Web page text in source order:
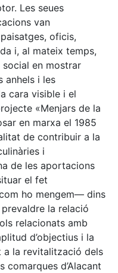
Les seues
van
oficis,
i, al mateix temps,
en mostrar
anhels i les
cara visible i el
«Menjars de la
en marxa el 1985
de contribuir a la
i
de les aportacions
el fet
ho mengem— dins
la relació
relacionats amb
d’objectius i la
la revitalització dels
comarques d’Alacant